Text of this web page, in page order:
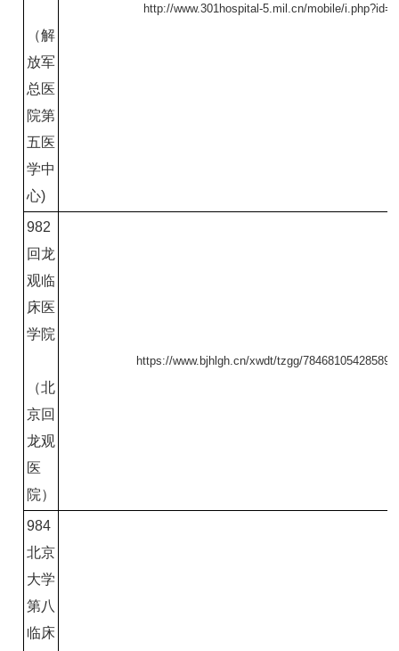
（解
放军
总医
院第
五医
学中
心)
http://www.301hospital-5.mil.cn/mobile/
982
回龙
观临
床医
学院
（北
京回
龙观
医
院）
https://www.bjhlgh.cn/xwdt/tzgg/
984
北京
大学
第八
临床